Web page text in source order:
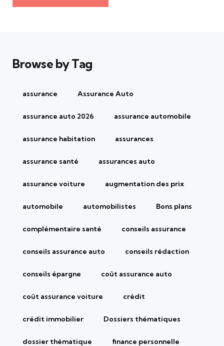
Browse by Tag
assurance Assurance Auto
assurance auto 2026 assurance automobile
assurance habitation assurances
assurance santé assurances auto
assurance voiture augmentation des prix
automobile automobilistes Bons plans
complémentaire santé conseils assurance
conseils assurance auto conseils rédaction
conseils épargne coût assurance auto
coût assurance voiture crédit
crédit immobilier Dossiers thématiques
dossier thématique finance personnelle